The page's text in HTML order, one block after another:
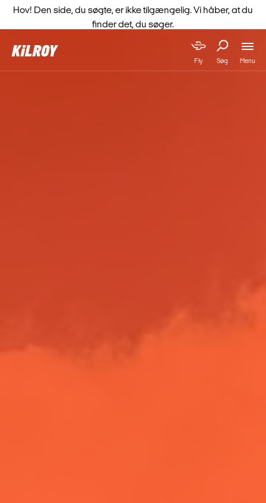
Fly Søg Menu
Hov! Den side, du søgte, er ikke tilgængelig. Vi håber, at du
finder det, du søger.